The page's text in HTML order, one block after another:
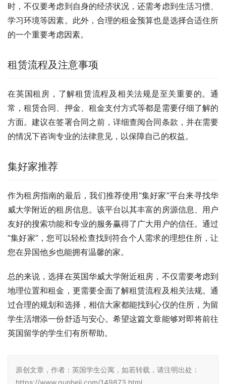
时，不仅要考虑到自身的经济状况，还需考虑到生活习惯、
学习环境等因素。此外，合理的租金预算也是选择合适住所
的一个重要考虑因素。
租赁流程及注意事项
在英国租房，了解租赁流程及相关法规是至关重要的。通
常，租赁合同、押金、租金支付方式等都是需要仔细了解的
方面。建议在签署合同之前，详细查阅合同条款，并在需要
的情况下咨询专业的法律意见，以保障自己的权益。
集好家推荐
作为租房指南的最后，我们推荐使用“集好家”平台来寻找华
威大学附近的租房信息。该平台以其丰富的房源信息、用户
友好的搜索功能和专业的服务赢得了广大用户的信任。通过
“集好家”，您可以轻松查找到符合个人需求的理想住所，让
您在异国他乡也能拥有温馨的家。
总的来说，选择在英国华威大学附近租房，不仅需要考虑到
地理位置和租金，更需要全面了解租赁流程及相关法规。通
过合理的规划和选择，相信大家都能找到心仪的住所，为留
学生活增添一份舒适与安心。希望这篇文章能够对即将前往
英国留学的学生们有所帮助。
原创文章，作者：英国学生公寓，如若转载，请注明出处：
https://www.qunheji.com/149873.html